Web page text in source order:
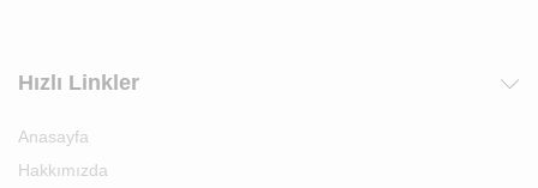
Hızlı Linkler
Anasayfa
Hakkımızda